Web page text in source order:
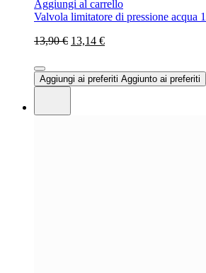
Aggiungi al carrello
Valvola limitatore di pressione acqua
13,90 € 13,14 €
Aggiungi ai preferiti Aggiunto ai preferiti